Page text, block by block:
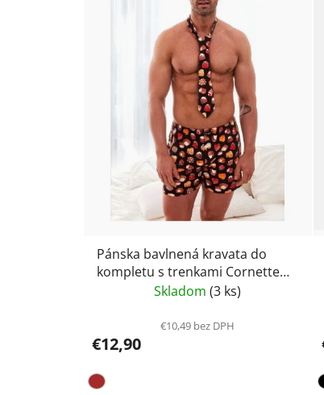
Pánska bavlnená kravata do
kompletu s trenkami Cornette
Skladom(3 ks)
€10,49 bez DPH
€12,90